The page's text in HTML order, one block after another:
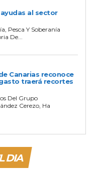
al sector
Pesca Y Soberanía
De...
Canarias reconoce
traerá recortes
Del Grupo
Cerezo, Ha
DIA